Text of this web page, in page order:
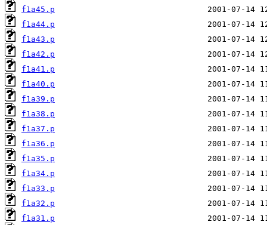
f1a45.p
f1a44.p
f1a43.p
f1a42.p
f1a41.p
f1a40.p
f1a39.p
f1a38.p
f1a37.p
f1a36.p
f1a35.p
f1a34.p
f1a33.p
f1a32.p
f1a31.p